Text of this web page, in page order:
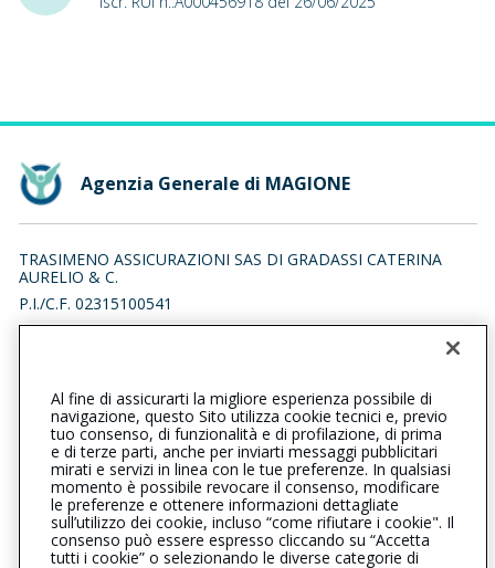
Agenzia Generale di MAGIONE
TRASIMENO ASSICURAZIONI SAS DI GRADASSI CATERINA
AURELIO & C.
P.I./C.F. 02315100541
VIA ROMA 11/AB, 06063 MAGIONE (PG)
0758472651 0758478196
magione@cattolica.it
trasimenoassicurazioni@pec.it
L’intermediario è soggetto al controllo dell’IVASS. Consulta il
Al fine di assicurarti la migliore esperienza possibile di
navigazione, questo Sito utilizza cookie tecnici e, previo
tuo consenso, di funzionalità e di profilazione, di prima
e di terze parti, anche per inviarti messaggi pubblicitari
mirati e servizi in linea con le tue preferenze. In qualsiasi
momento è possibile revocare il consenso, modificare
le preferenze e ottenere informazioni dettagliate
sull’utilizzo dei cookie, incluso “come rifiutare i cookie". Il
consenso può essere espresso cliccando su “Accetta
tutti i cookie” o selezionando le diverse categorie di